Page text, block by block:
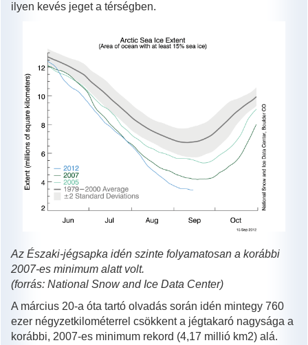
ilyen kevés jeget a térségben.
Az Északi-jégsapka idén szinte folyamatosan a korábbi
2007-es minimum alatt volt.
(forrás: National Snow and Ice Data Center)
A március 20-a óta tartó olvadás során idén mintegy 760
ezer négyzetkilométerrel csökkent a jégtakaró nagysága a
korábbi, 2007-es minimum rekord (4,17 millió km2) alá.